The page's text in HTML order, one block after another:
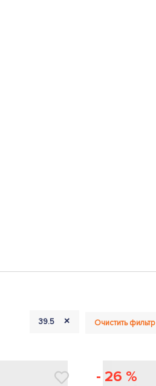
39.5 + Очистить фильтр
- 26 %